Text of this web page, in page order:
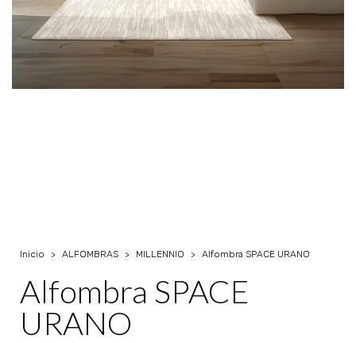
Inicio > ALFOMBRAS > MILLENNIO > Alfombra SPACE URANO
Alfombra SPACE
URANO